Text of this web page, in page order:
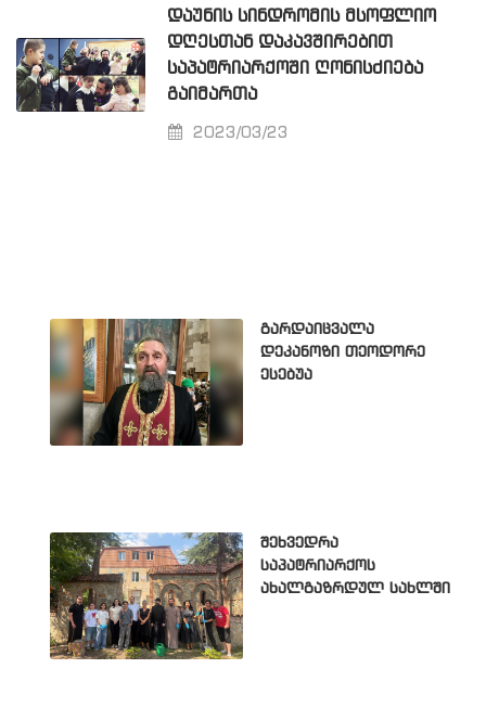
ᲓᲐᲣᲜᲘᲡ ᲡᲘᲜᲓᲠᲝᲛᲘᲡ ᲛᲡᲝᲤᲚᲘᲝ
ᲓᲦᲔᲡᲗᲐᲜ ᲓᲐᲙᲐᲕᲨᲘᲠᲔᲑᲘᲗ
ᲡᲐᲞᲐᲢᲠᲘᲐᲠᲥᲝᲨᲘ ᲦᲝᲜᲘᲡᲫᲘᲔᲑᲐ
ᲒᲐᲘᲛᲐᲠᲗᲐ
2023/03/23
გარდაიცვალა
დეკანოზი თეოდორე
ესებუა
შეხვედრა
საპატრიარქოს
ახალგაზრდულ სახლში